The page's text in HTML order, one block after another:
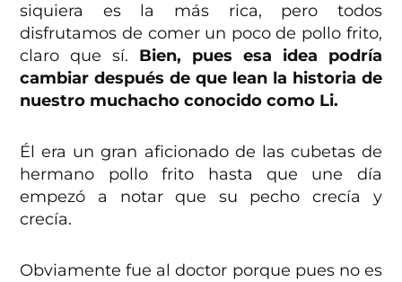
siquiera es la más rica, pero todos
disfrutamos de comer un poco de pollo frito,
claro que sí. Bien, pues esa idea podría
cambiar después de que lean la historia de
nuestro muchacho conocido como Li.
Él era un gran aficionado de las cubetas de
hermano pollo frito hasta que une día
empezó a notar que su pecho crecía y
crecía.
Obviamente fue al doctor porque pues no es